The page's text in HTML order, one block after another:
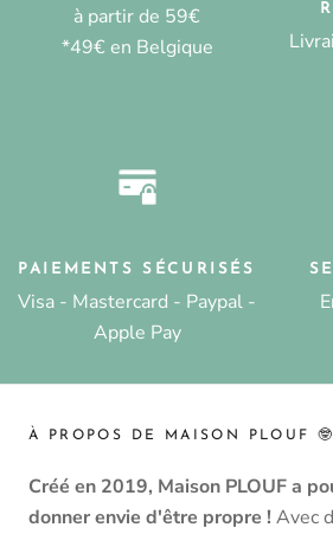
à partir de 59€
*49€ en Belgique
PAIEMENTS SÉCURISÉS
Visa - Mastercard - Paypal -
Apple Pay
À PROPOS DE MAISON PLOUF 🤓
Créé en 2019, Maison PLOUF a
donner envie d'être propre !Avec